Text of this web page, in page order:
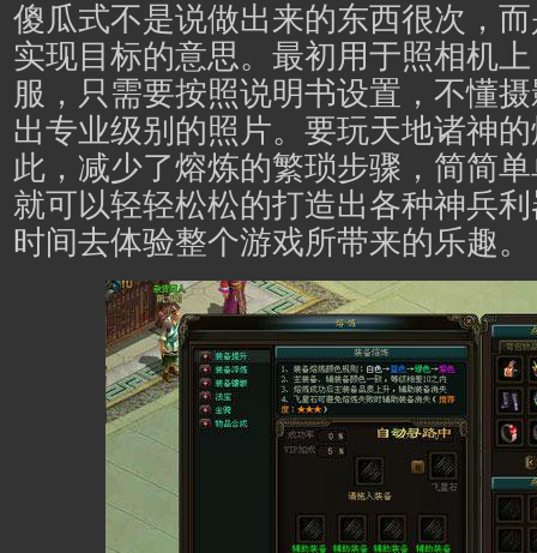
傻瓜式不是说做出来的东西很次，
实现目标的意思。最初用于照相机
服 ，只需要按照说明书设置，不懂
出专业级别的照片。要玩天地诸神
此，减少了熔炼的繁琐步骤，简简
就可以轻轻松松的打造出各种神兵
时间去体验整个游戏所带来的乐趣。